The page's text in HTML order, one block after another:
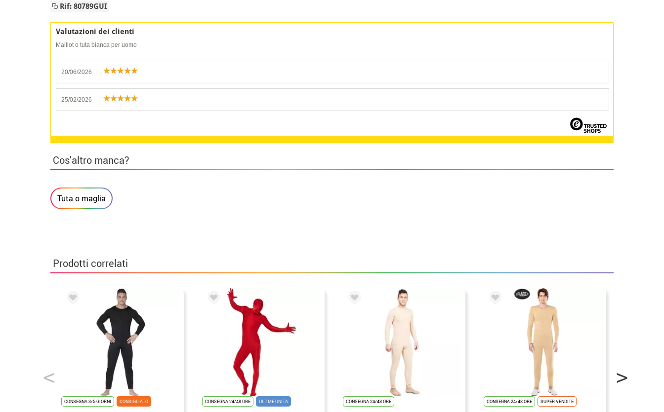
Rif: 80789GUI
Valutazioni dei clienti
Maillot o tuta bianca per uomo
20/06/2026
25/02/2026
Cos'altro manca?
Tuta o maglia
Prodotti correlati
CONSEGNA 3/5 GIORNI CONSIGLIATO CONSEGNA 24/48 ORE ULTIME UNITÀ CONSEGNA 24/48 ORE CONSEGNA 24/48 ORE SUPER VENDITE